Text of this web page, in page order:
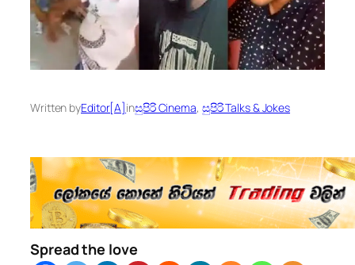
Written byEditor[A]inසුපිරි Cinema, සුපිරි Talks & Jokes
Spread the love